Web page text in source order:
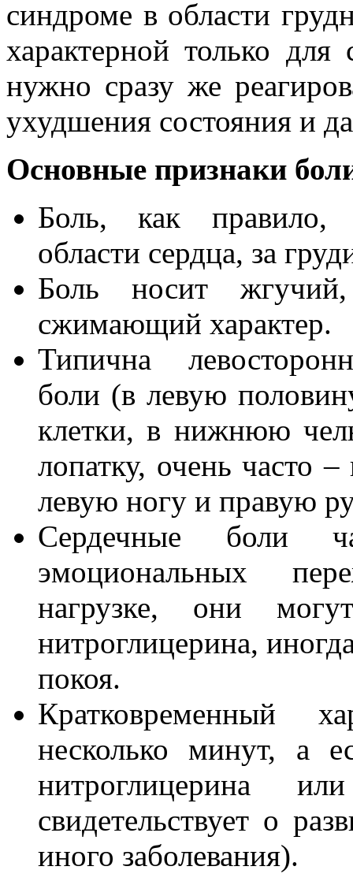
синдроме в области
характерной только
нужно сразу же
ухудшения состояния и
Основные признаки
Боль, как правило,
области сердца, за
Боль носит
сжимающий характер.
Типична
боли (в левую
клетки, в нижнюю
лопатку, очень часто
левую ногу и правую
Сердечные боли
эмоциональных
нагрузке, они
нитроглицерина,
покоя.
Кратковременный
несколько минут, а
нитроглицерина
свидетельствует о
иного заболевания).